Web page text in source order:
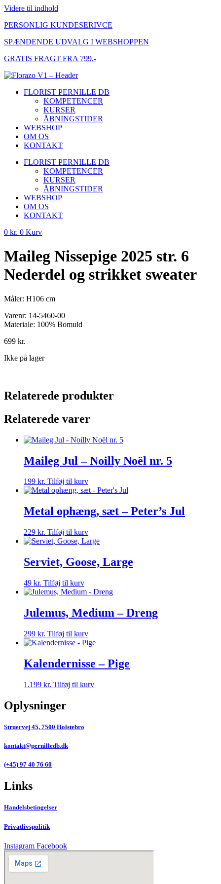
Videre til indhold
PERSONLIG KUNDESERIVCE
SPÆNDENDE UDVALG I WEBSHOPPEN
GRATIS FRAGT FRA 799,-
FLORIST PERNILLE DB
KOMPETENCER
KURSER
ÅBNINGSTIDER
WEBSHOP
OM OS
KONTAKT
FLORIST PERNILLE DB
KOMPETENCER
KURSER
ÅBNINGSTIDER
WEBSHOP
OM OS
KONTAKT
0 kr. 0 Kurv
Maileg Nissepige 2025 str. 6
Nederdel og strikket sweater
Måler: H106 cm
Varenr: 14-5460-00
Materiale: 100% Bomuld
699 kr.
Ikke på lager
Relaterede produkter
Relaterede varer
Maileg Jul – Noilly Noël nr. 5
199 kr. Tilføj til kurv
Metal ophæng, sæt – Peter’s Jul
229 kr. Tilføj til kurv
Serviet, Goose, Large
49 kr. Tilføj til kurv
Julemus, Medium – Dreng
299 kr. Tilføj til kurv
Kalendernisse – Pige
1.199 kr. Tilføj til kurv
Oplysninger
Struervej 45, 7500 Holstebro
kontakt@pernilledb.dk
(+45) 97 40 76 60
Links
Handelsbetingelser
Privatlivspolitik
Instagram Facebook